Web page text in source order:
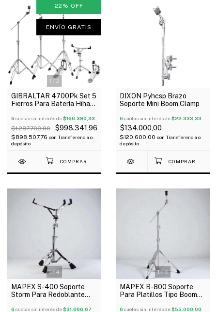
1 / 2
22 % OFF
ENVÍO GRATIS
GIBRALTAR 4700Pk Set 5
Fierros Para Batería Hihat
Pedal Oferta!
6 cuotas sin interés de$166.390,33
$1.287.700,00 $998.341,96
$898.507,76 con Transferencia o
depósito
DIXON Pyhcsp Brazo
Soporte Mini Boom Clamp
6 cuotas sin interés de$22.333,33
$134.000,00
$120.600,00 con Transferencia o
depósito
1/ 4
MAPEX S-400 Soporte
Storm Para Redoblante
Oferta!
6 cuotas sin interés de$31.666,67
1/3
MAPEX B-800 Soporte
Para Platillos Tipo Boom
Cromado
6 cuotas sin interés de$55.000,00